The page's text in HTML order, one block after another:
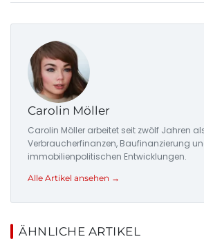
Carolin Möller
Carolin Möller arbeitet seit zwölf Jahren
Verbraucherfinanzen, Baufinanzierung
immobilienpolitischen Entwicklungen.
Alle Artikel ansehen →
ÄHNLICHE ARTIKEL